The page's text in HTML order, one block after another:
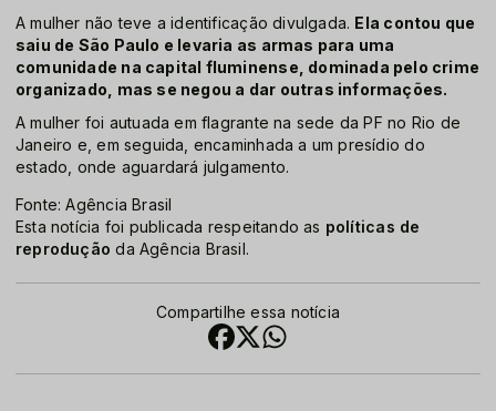
A mulher não teve a identificação divulgada. Ela contou que
saiu de São Paulo e levaria as armas para uma
comunidade na capital fluminense, dominada pelo crime
organizado, mas se negou a dar outras informações.
A mulher foi autuada em flagrante na sede da PF no Rio de
Janeiro e, em seguida, encaminhada a um presídio do
estado, onde aguardará julgamento.
Fonte: Agência Brasil
Esta notícia foi publicada respeitando as políticas de
reprodução da Agência Brasil.
Compartilhe essa notícia